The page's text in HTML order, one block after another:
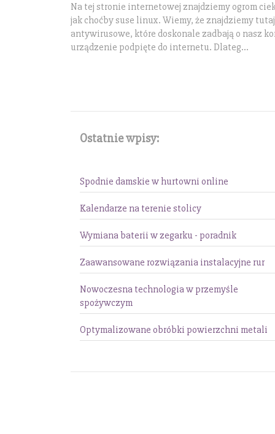
Na tej stronie internetowej znajdziemy ogrom
jak choćby suse linux. Wiemy, że znajdziemy
antywirusowe, które doskonale zadbają o nasz
urządzenie podpięte do internetu. Dlateg...
Ostatnie wpisy:
Spodnie damskie w hurtowni online
Kalendarze na terenie stolicy
Wymiana baterii w zegarku - poradnik
Zaawansowane rozwiązania instalacyjne rur
Nowoczesna technologia w przemyśle
spożywczym
Optymalizowane obróbki powierzchni metali